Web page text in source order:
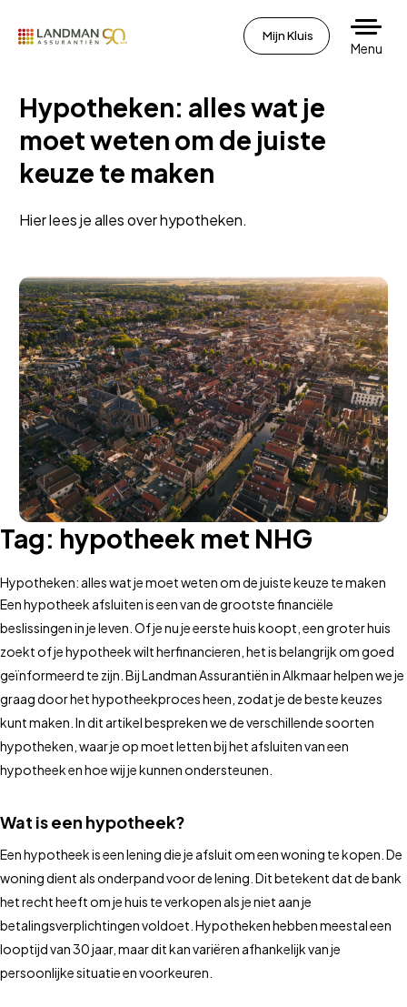
Mijn Kluis
Menu
Hypotheken: alles wat je
moet weten om de juiste
keuze te maken
Hier lees je alles over hypotheken.
Tag: hypotheek met NHG
Hypotheken: alles wat je moet weten om de juiste keuze te maken
Een hypotheek afsluiten is een van de grootste financiële
beslissingen in je leven. Of je nu je eerste huis koopt, een groter huis
zoekt of je hypotheek wilt herfinancieren, het is belangrijk om goed
geïnformeerd te zijn. Bij Landman Assurantiën in Alkmaar helpen we je
graag door het hypotheekproces heen, zodat je de beste keuzes
kunt maken. In dit artikel bespreken we de verschillende soorten
hypotheken, waar je op moet letten bij het afsluiten van een
hypotheek en hoe wij je kunnen ondersteunen.
Wat is een hypotheek?
Een hypotheek is een lening die je afsluit om een woning te kopen. De
woning dient als onderpand voor de lening. Dit betekent dat de bank
het recht heeft om je huis te verkopen als je niet aan je
betalingsverplichtingen voldoet. Hypotheken hebben meestal een
looptijd van 30 jaar, maar dit kan variëren afhankelijk van je
persoonlijke situatie en voorkeuren.